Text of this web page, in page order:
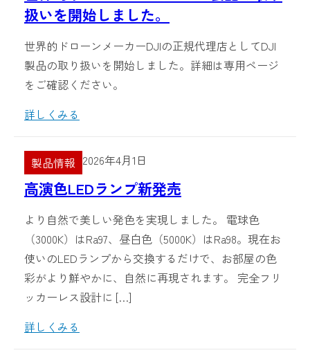
扱いを開始しました。
世界的ドローンメーカーDJIの正規代理店としてDJI
製品の取り扱いを開始しました。詳細は専用ページ
をご確認ください。
詳しくみる
製品情報 2026年4月1日
高演色LEDランプ新発売
より自然で美しい発色を実現しました。 電球色
（3000K）はRa97、昼白色（5000K）はRa98。現在お
使いのLEDランプから交換するだけで、お部屋の色
彩がより鮮やかに、自然に再現されます。 完全フリ
ッカーレス設計に […]
詳しくみる